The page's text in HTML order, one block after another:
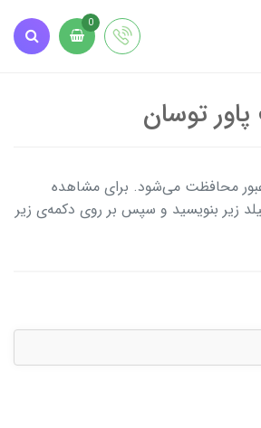
0
توسان
محافظت می‌شود. برای مشاهده
زیر بنویسید و سپس بر روی دکمه‌ی زیر